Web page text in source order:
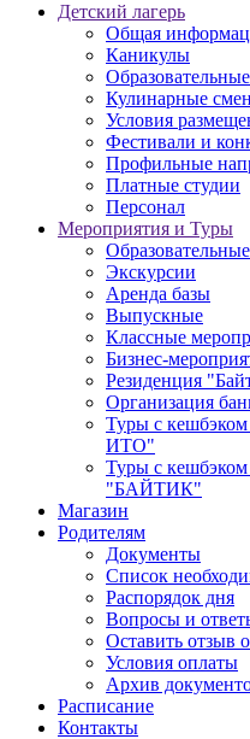
Детский лагерь
Общая
Каникулы
Кулинарные
Условия
Фестивали и
Профильные
Платные студии
Персонал
Мероприятия и Туры
Экскурсии
Аренда базы
Выпускные
Классные
Бизнес-
Резиденция
Организация
Туры с
ИТО"
Туры с
"БАЙТИК"
Магазин
Родителям
Документы
Список
Распорядок дня
Вопросы и
Оставить отзыв
Условия оплаты
Архив
Расписание
Контакты